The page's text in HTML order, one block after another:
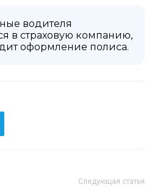
водителя
в страховую компанию,
оформление полиса.
Следующая статья